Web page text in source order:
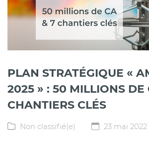
PLAN STRATÉGIQUE «
2025 » : 50 MILLIONS DE
CHANTIERS CLÉS
Non classifié(e) 23 mai 2022